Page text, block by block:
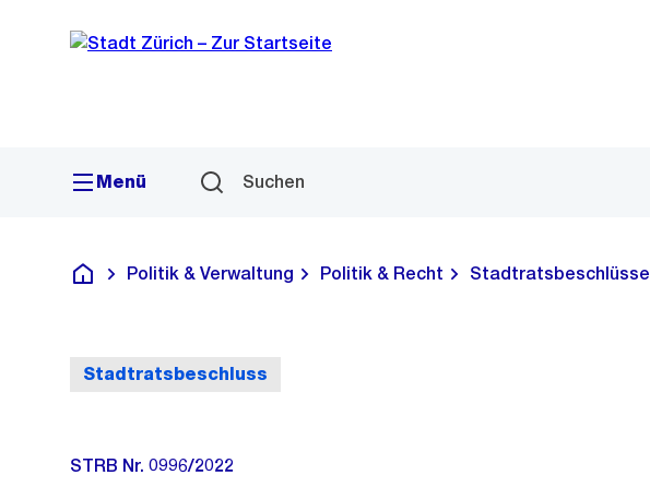
Navigation
Sprunglink
Menü Suchen
Deutsch
Politik & Verwaltung Politik & Recht Stadtratsbeschlüsse
Stadtratsbeschluss
STRB Nr. 0996/2022